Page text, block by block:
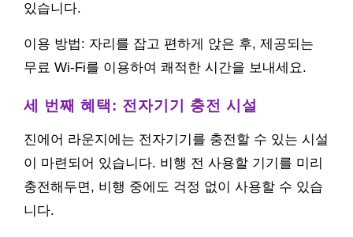
있습니다.
이용 방법: 자리를 잡고 편하게 앉은 후, 제공되는
무료 Wi-Fi를 이용하여 쾌적한 시간을 보내세요.
세 번째 혜택: 전자기기 충전 시설
진에어 라운지에는 전자기기를 충전할 수 있는 시설
이 마련되어 있습니다. 비행 전 사용할 기기를 미리
충전해두면, 비행 중에도 걱정 없이 사용할 수 있습
니다.